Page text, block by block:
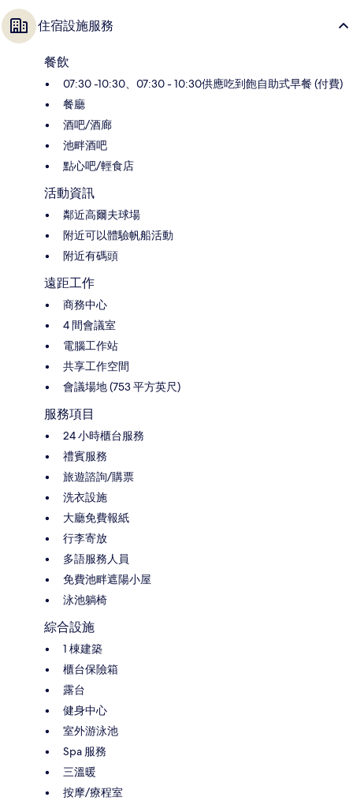
住宿設施服務
餐飲
07:30 -10:30、07:30 - 10:30供應吃到飽自助式早餐 (付費)
餐廳
酒吧/酒廊
池畔酒吧
點心吧/輕食店
活動資訊
鄰近高爾夫球場
附近可以體驗帆船活動
附近有碼頭
遠距工作
商務中心
4 間會議室
電腦工作站
共享工作空間
會議場地 (753 平方英尺)
服務項目
24 小時櫃台服務
禮賓服務
旅遊諮詢/購票
洗衣設施
大廳免費報紙
行李寄放
多語服務人員
免費池畔遮陽小屋
泳池躺椅
綜合設施
1 棟建築
櫃台保險箱
露台
健身中心
室外游泳池
Spa 服務
三溫暖
按摩/療程室